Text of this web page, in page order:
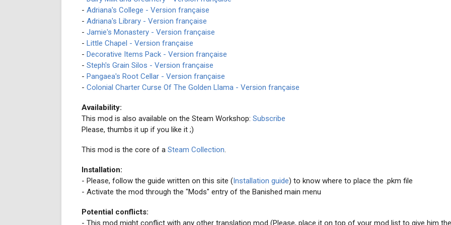
- Adriana's College - Version française
- Adriana's Library - Version française
- Jamie's Monastery - Version française
- Little Chapel - Version française
- Decorative Items Pack - Version française
- Steph's Grain Silos - Version française
- Pangaea's Root Cellar - Version française
- Colonial Charter Curse Of The Golden Llama - Version française
Availability:
This mod is also available on the Steam Workshop: Subscribe
Please, thumbs it up if you like it ;)
This mod is the core of a Steam Collection.
Installation:
- Please, follow the guide written on this site (Installation guide) to know where to place the .pkm file
- Activate the mod through the "Mods" entry of the Banished main menu
Potential conflicts:
- This mod might conflict with any other translation mod (Please, place it on top of your mod list to give him